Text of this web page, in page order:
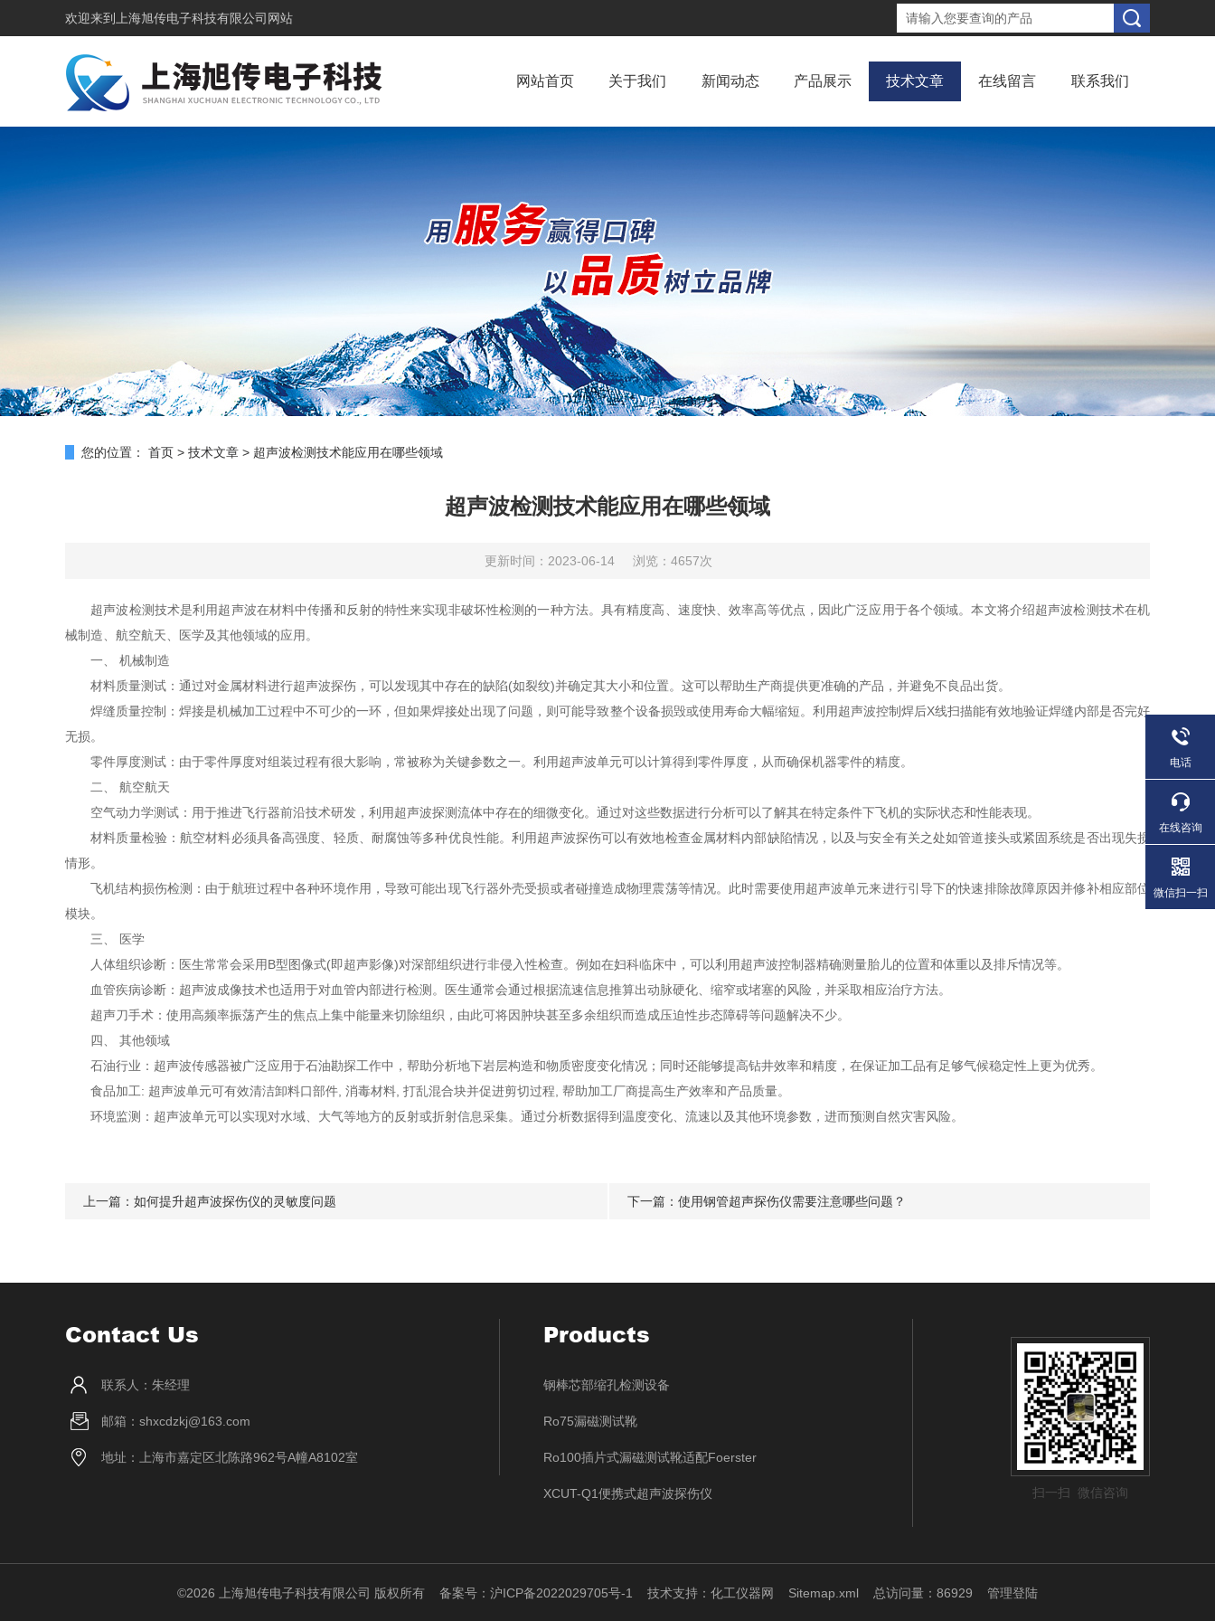
欢迎来到 上海旭传电子科技有限公司网站
网站首页 关于我们 新闻动态 产品展示 技术文章 在线留言 联系我们
您的位置： 首页 > 技术文章 > 超声波检测技术能应用在哪些领域
超声波检测技术能应用在哪些领域
更新时间：2023-06-14 浏览：4657次
超声波检测技术是利用超声波在材料中传播和反射的特性来实现非破坏性检测的一种方法。具有精度高、速度快、效率高等优点，因此广泛应用于各个领域。本文将介绍超声波检测技术在机
械制造、航空航天、医学及其他领域的应用。
一、 机械制造
材料质量测试：通过对金属材料进行超声波探伤，可以发现其中存在的缺陷(如裂纹)并确定其大小和位置。这可以帮助生产商提供更准确的产品，并避免不良品出货。
焊缝质量控制：焊接是机械加工过程中不可少的一环，但如果焊接处出现了问题，则可能导致整个设备损毁或使用寿命大幅缩短。利用超声波控制焊后X线扫描能有效地验证焊缝内部是否完好
无损。
零件厚度测试：由于零件厚度对组装过程有很大影响，常被称为关键参数之一。利用超声波单元可以计算得到零件厚度，从而确保机器零件的精度。
二、 航空航天
空气动力学测试：用于推进飞行器前沿技术研发，利用超声波探测流体中存在的细微变化。通过对这些数据进行分析可以了解其在特定条件下飞机的实际状态和性能表现。
材料质量检验：航空材料必须具备高强度、轻质、耐腐蚀等多种优良性能。利用超声波探伤可以有效地检查金属材料内部缺陷情况，以及与安全有关之处如管道接头或紧固系统是否出现失损
情形。
飞机结构损伤检测：由于航班过程中各种环境作用，导致可能出现飞行器外壳受损或者碰撞造成物理震荡等情况。此时需要使用超声波单元来进行引导下的快速排除故障原因并修补相应部位
模块。
三、 医学
人体组织诊断：医生常常会采用B型图像式(即超声影像)对深部组织进行非侵入性检查。例如在妇科临床中，可以利用超声波控制器精确测量胎儿的位置和体重以及排斥情况等。
血管疾病诊断：超声波成像技术也适用于对血管内部进行检测。医生通常会通过根据流速信息推算出动脉硬化、缩窄或堵塞的风险，并采取相应治疗方法。
超声刀手术：使用高频率振荡产生的焦点上集中能量来切除组织，由此可将因肿块甚至多余组织而造成压迫性步态障碍等问题解决不少。
四、 其他领域
石油行业：超声波传感器被广泛应用于石油勘探工作中，帮助分析地下岩层构造和物质密度变化情况；同时还能够提高钻井效率和精度，在保证加工品有足够气候稳定性上更为优秀。
食品加工: 超声波单元可有效清洁卸料口部件, 消毒材料, 打乱混合块并促进剪切过程, 帮助加工厂商提高生产效率和产品质量。
环境监测：超声波单元可以实现对水域、大气等地方的反射或折射信息采集。通过分析数据得到温度变化、流速以及其他环境参数，进而预测自然灾害风险。
上一篇： 如何提升超声波探伤仪的灵敏度问题 下一篇： 使用钢管超声探伤仪需要注意哪些问题？
Contact Us
联系人：朱经理
邮箱：shxcdzkj@163.com
地址：上海市嘉定区北陈路962号A幢A8102室
Products
钢棒芯部缩孔检测设备
Ro75漏磁测试靴
Ro100插片式漏磁测试靴适配Foerster
XCUT-Q1便携式超声波探伤仪 扫一扫 微信咨询
©2026 上海旭传电子科技有限公司 版权所有 备案号：沪ICP备2022029705号-1 技术支持： 化工仪器网 Sitemap.xml 总访问量：86929 管理登陆
电话
在线咨询
微信扫一扫